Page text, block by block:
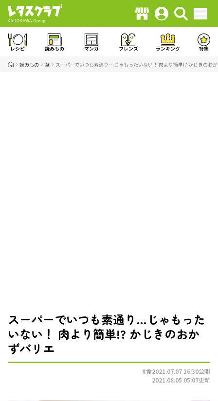
レシピ 読みもの マンガ フレンズ ランキング 特集
読みもの 食 スーパーでいつも素通り…じゃもったいない！ 肉より簡単!? かじきのお
スーパーでいつも素通り…じゃもった
いない！ 肉より簡単!? かじきのおか
ずバリエ
#食2021.07.07 16:30公開
2021.08.05 05:07更新